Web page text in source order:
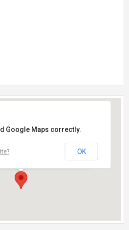
des Ormeaux-Face à L'institut
Google Maps correctly.
OK